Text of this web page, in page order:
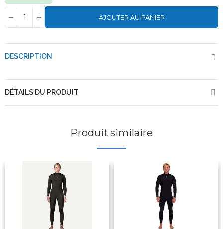
AJOUTER AU PANIER
DESCRIPTION
DÉTAILS DU PRODUIT
Produit similaire